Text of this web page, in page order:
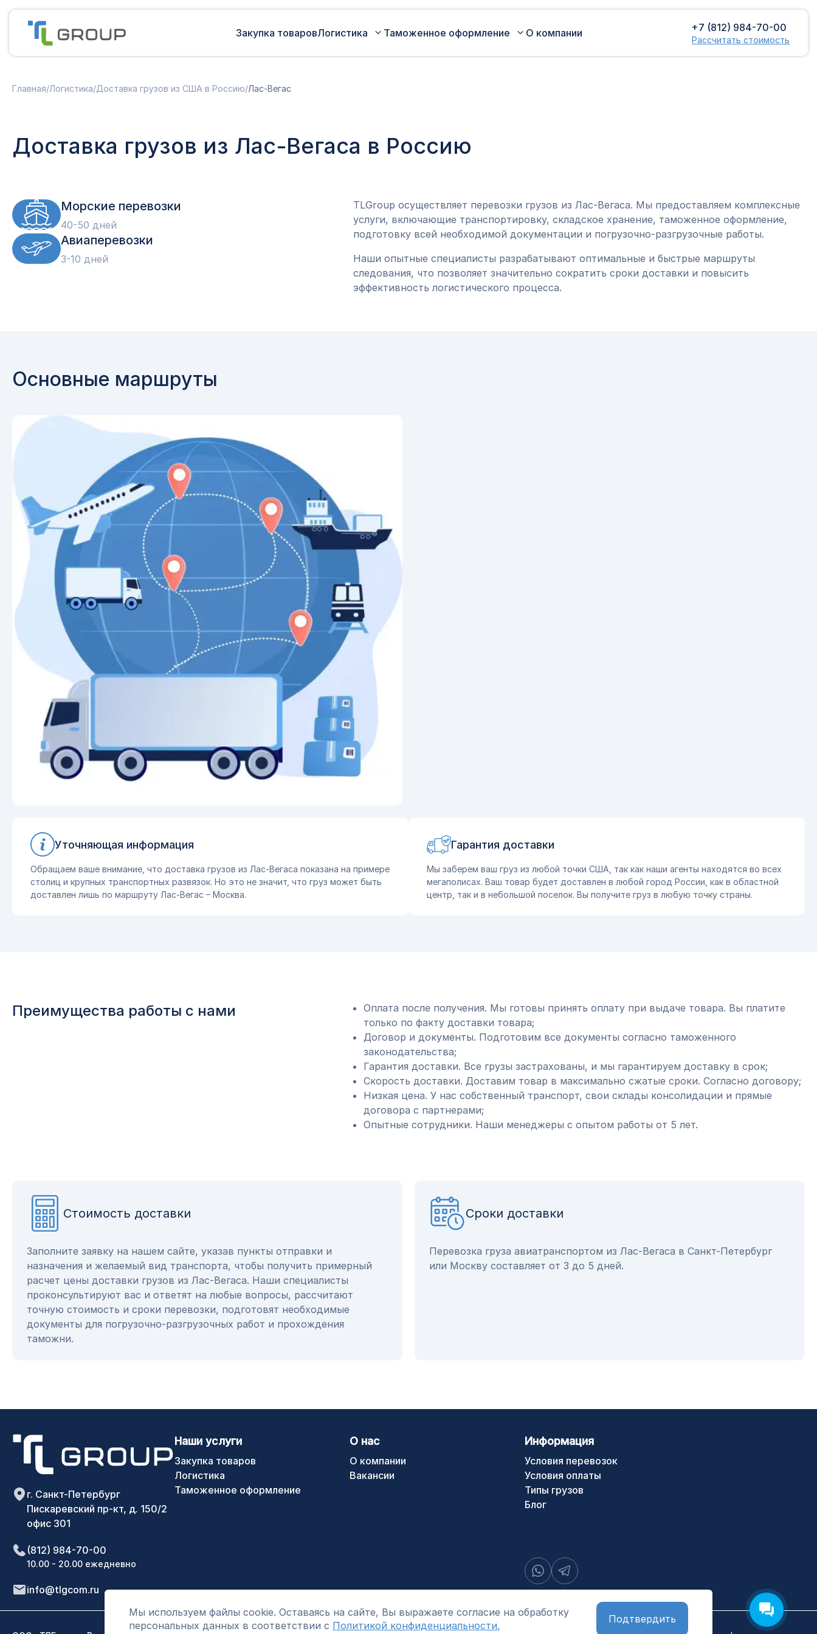
Закупка товаровЛогистика
Доставка грузов из Турции в
Россию
Железнодорожные перевозки грузов
Таможенное оформление
Международная доставка
товара
О компании +7 (812) 984-70-00
Рассчитать стоимость
Главная/Логистика/Доставка грузов из США в Россию/Лас-Вегас
Доставка грузов из Лас-Вегаса в Россию
Морские перевозки
40-50 дней
Авиаперевозки
3-10 дней
TLGroup осуществляет перевозки грузов из Лас-Вегаса. Мы предоставляем комплексные
услуги, включающие транспортировку, складское хранение, таможенное оформление,
подготовку всей необходимой документации и погрузочно-разгрузочные работы.
Наши опытные специалисты разрабатывают оптимальные и быстрые маршруты
следования, что позволяет значительно сократить сроки доставки и повысить
эффективность логистического процесса.
Основные маршруты
Уточняющая информация
Обращаем ваше внимание, что доставка грузов из Лас-Вегаса показана на примере
столиц и крупных транспортных развязок. Но это не значит, что груз может быть
доставлен лишь по маршруту Лас-Вегас – Москва.
Гарантия доставки
Мы заберем ваш груз из любой точки США, так как наши агенты находятся во всех
мегаполисах. Ваш товар будет доставлен в любой город России, как в областной
центр, так и в небольшой поселок. Вы получите груз в любую точку страны.
Преимущества работы с нами
Оплата после получения. Мы готовы принять оплату при выдаче товара. Вы платите
только по факту доставки товара;
Договор и документы. Подготовим все документы согласно таможенного
законодательства;
Гарантия доставки. Все грузы застрахованы, и мы гарантируем доставку в срок;
Скорость доставки. Доставим товар в максимально сжатые сроки. Согласно договору;
Низкая цена. У нас собственный транспорт, свои склады консолидации и прямые
договора с партнерами;
Опытные сотрудники. Наши менеджеры с опытом работы от 5 лет.
Стоимость доставки
Заполните заявку на нашем сайте, указав пункты отправки и
назначения и желаемый вид транспорта, чтобы получить примерный
расчет цены доставки грузов из Лас-Вегаса. Наши специалисты
проконсультируют вас и ответят на любые вопросы, рассчитают
точную стоимость и сроки перевозки, подготовят необходимые
документы для погрузочно-разгрузочных работ и прохождения
таможни.
Сроки доставки
Перевозка груза авиатранспортом из Лас-Вегаса в Санкт-Петербург
или Москву составляет от 3 до 5 дней.
Мы используем файлы cookie. Оставаясь на сайте, Вы выражаете согласие на обработку
персональных данных в соответствии с Политикой конфиденциальности.
Подтвердить
г. Санкт-Петербург
Пискаревский пр-кт, д. 150/2
офис 301
(812) 984-70-00
10.00 - 20.00 ежедневно
info@tlgcom.ru
Закупка товаров
Наши услуги
Логистика
Таможенное оформление
О нас
О компании
Вакансии
Информация
Условия перевозок
Условия оплаты
Типы грузов
Блог